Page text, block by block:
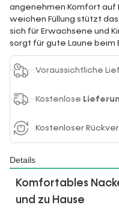
angenehmen Komfort auf
weichen Füllung stützt
sich für Erwachsene und
sorgt für gute Laune beim
Voraussichtliche
Kostenlose
Kostenloser
Details
Komfortables
und zu Hause